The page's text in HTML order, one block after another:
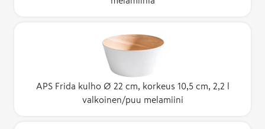
APS Frida kulho Ø 22 cm, korkeus 10,5 cm, 2,2 l
valkoinen/puu melamiini